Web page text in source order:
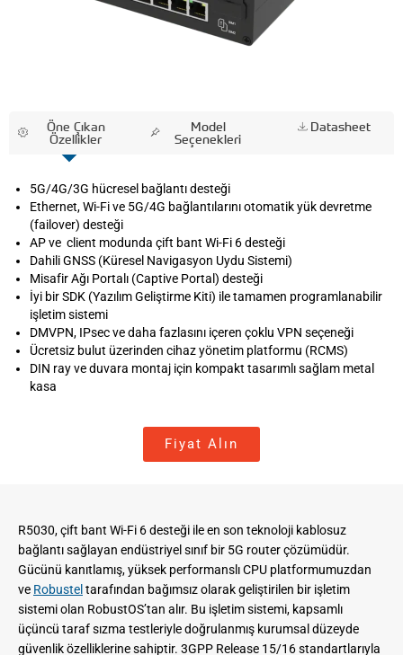
Öne Çıkan
Özellikler
Model
Seçenekleri
Datasheet
5G/4G/3G hücresel bağlantı desteği
Ethernet, Wi-Fi ve 5G/4G bağlantılarını otomatik yük devretme
(failover) desteği
AP ve client modunda çift bant Wi-Fi 6 desteği
Dahili GNSS (Küresel Navigasyon Uydu Sistemi)
Misafir Ağı Portalı (Captive Portal) desteği
İyi bir SDK (Yazılım Geliştirme Kiti) ile tamamen programlanabilir
işletim sistemi
DMVPN, IPsec ve daha fazlasını içeren çoklu VPN seçeneği
Ücretsiz bulut üzerinden cihaz yönetim platformu (RCMS)
DIN ray ve duvara montaj için kompakt tasarımlı sağlam metal
kasa
Fiyat Alın
R5030, çift bant Wi-Fi 6 desteği ile en son teknoloji kablosuz
bağlantı sağlayan endüstriyel sınıf bir 5G router çözümüdür.
Gücünü kanıtlamış, yüksek performanslı CPU platformumuzdan
ve Robusteltarafından bağımsız olarak geliştirilen bir işletim
sistemi olan RobustOS’tan alır. Bu işletim sistemi, kapsamlı
üçüncü taraf sızma testleriyle doğrulanmış kurumsal düzeyde
güvenlik özelliklerine sahiptir. 3GPP Release 15/16 standartlarıyla